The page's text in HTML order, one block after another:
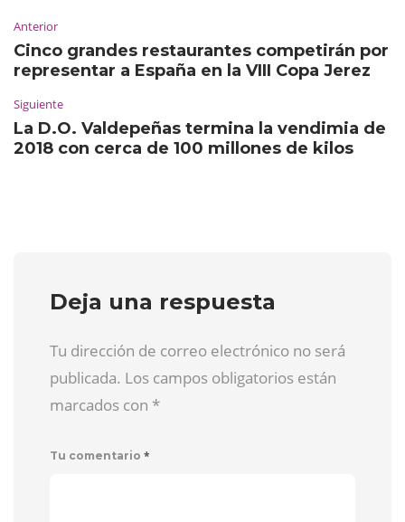
Anterior
Cinco grandes restaurantes competirán por
representar a España en la VIII Copa Jerez
Siguiente
La D.O. Valdepeñas termina la vendimia de
2018 con cerca de 100 millones de kilos
Deja una respuesta
Tu dirección de correo electrónico no será
publicada. Los campos obligatorios están
marcados con *
Tu comentario *